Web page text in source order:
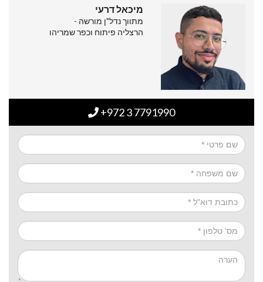
מיכאל דרעי
מתווך נדל"ן מורשה -
הרצליה פיתוח וכפר שמריהו
+972 3 7791990